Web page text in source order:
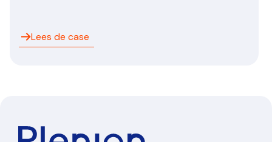
Lees de case